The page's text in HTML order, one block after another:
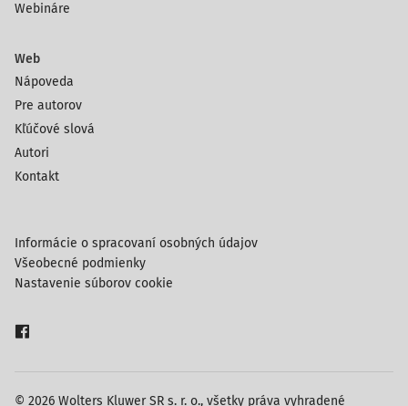
Webináre
Web
Nápoveda
Pre autorov
Kľúčové slová
Autori
Kontakt
© 2026 Wolters Kluwer SR s. r. o., všetky práva vyhradené
Informácie o spracovaní osobných údajov
Všeobecné podmienky
Nastavenie súborov cookie